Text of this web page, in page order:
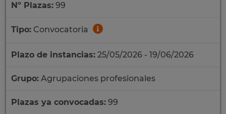
Nº Plazas: 99
Tipo: Convocatoria
Plazo de instancias: 25/05/2026 - 19/06/2026
Grupo: Agrupaciones profesionales
Plazas ya convocadas: 99